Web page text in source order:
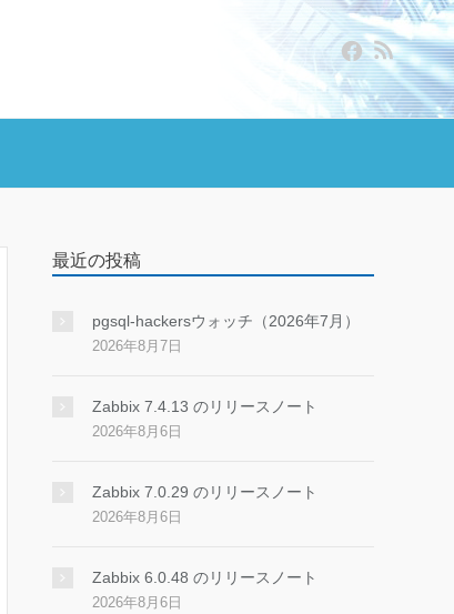
最近の投稿
pgsql-hackersウォッチ（2026年7月）
2026年8月7日
Zabbix 7.4.13 のリリースノート
2026年8月6日
Zabbix 7.0.29 のリリースノート
2026年8月6日
Zabbix 6.0.48 のリリースノート
2026年8月6日